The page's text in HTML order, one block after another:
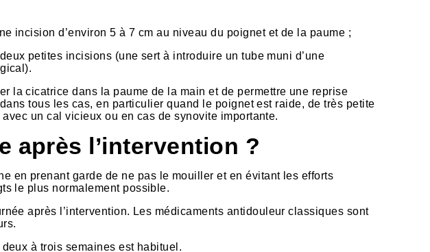
incision d’environ 5 à 7 cm au niveau du poignet et de la paume ;
petites incisions (une sert à introduire un tube muni d’une
la cicatrice dans la paume de la main et de permettre une reprise
tous les cas, en particulier quand le poignet est raide, de très petite
un cal vicieux ou en cas de synovite importante.
après l’intervention ?
en prenant garde de ne pas le mouiller et en évitant les efforts
le plus normalement possible.
après l’intervention. Les médicaments antidouleur classiques sont
à trois semaines est habituel.